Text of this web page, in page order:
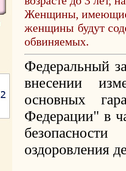
Женщины, имеющие
женщины будут
обвиняемых.
Федеральный
внесении
основных
Федерации" в
оздоровления